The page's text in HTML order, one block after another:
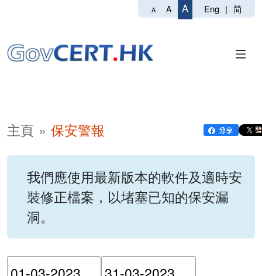
A A A Eng | 简
主頁 保安警報
我們應使用最新版本的軟件及適時安
裝修正檔案，以堵塞已知的保安漏
洞。
請輸入搜尋日期範圍的開